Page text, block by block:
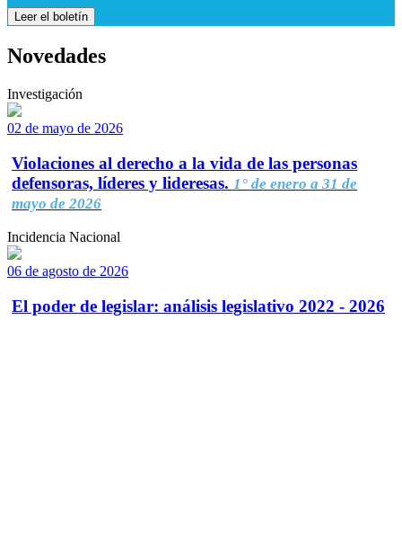
Leer el boletín
Novedades
Investigación
02 de mayo de 2026
Violaciones al derecho a la vida de las personas
defensoras, líderes y lideresas. 1° de enero a 31 de
mayo de 2026
Incidencia Nacional
06 de agosto de 2026
El poder de legislar: análisis legislativo 2022 - 2026